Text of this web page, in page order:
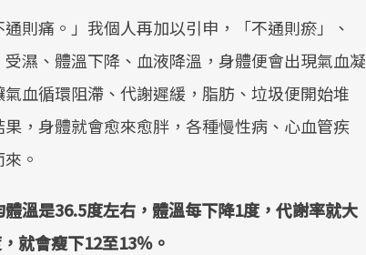
則痛。」我個人再加以引申，「不通則瘀」、
濕、體溫下降、血液降溫，身體便會出現氣血凝
血循環阻滯、代謝遲緩，脂肪、垃圾便開始堆
，身體就會愈來愈胖，各種慢性病、心血管疾
。
溫是36.5度左右，體溫每下降1度，代謝率就大
就會瘦下12至13％。